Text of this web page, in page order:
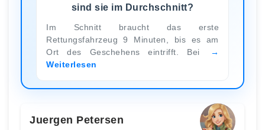
sind sie im Durchschnitt?
Im Schnitt braucht das erste
Rettungsfahrzeug 9 Minuten, bis es am
Ort des Geschehens eintrifft. Bei
Weiterlesen
Juergen Petersen